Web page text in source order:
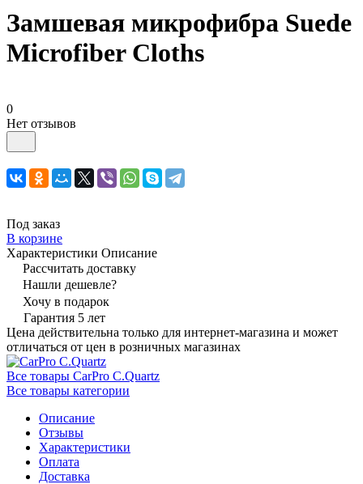
Замшевая микрофибра Suede
Microfiber Cloths
0
Нет отзывов
Под заказ
В корзине
Характеристики Описание
Рассчитать доставку
Нашли дешевле?
Хочу в подарок
Гарантия 5 лет
Цена действительна только для интернет-магазина и может
отличаться от цен в розничных магазинах
Все товары CarPro C.Quartz
Все товары категории
Описание
Отзывы
Характеристики
Оплата
Доставка